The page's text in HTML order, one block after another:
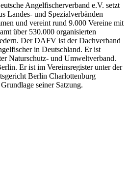
Angelfischerverband e.V. setzt
Landes- und Spezialverbänden
und vereint rund 9.000 Vereine mit
über 530.000 organisierten
Der DAFV ist der Dachverband
in Deutschland. Er ist
Naturschutz- und Umweltverband.
Er ist im Vereinsregister unter der
Berlin Charlottenburg
seiner Satzung.